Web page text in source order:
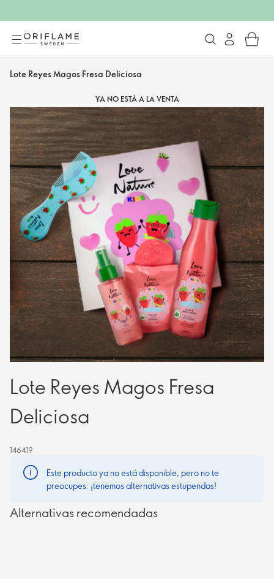
Lote Reyes Magos Fresa Deliciosa
YA NO ESTÁ A LA VENTA
Lote Reyes Magos Fresa
Deliciosa
146419
Este producto ya no está disponible, pero no te
preocupes: ¡tenemos alternativas estupendas!
Alternativas recomendadas